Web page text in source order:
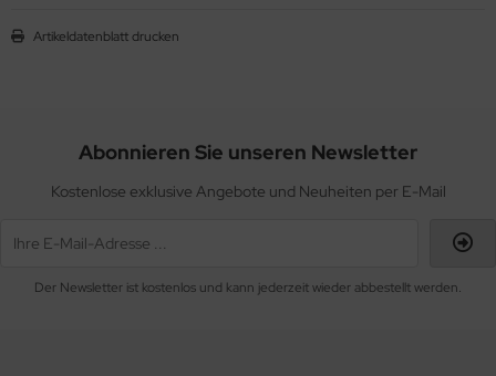
Artikeldatenblatt drucken
Abonnieren Sie unseren Newsletter
Kostenlose exklusive Angebote und Neuheiten per E-Mail
Der Newsletter ist kostenlos und kann jederzeit wieder abbestellt werden.